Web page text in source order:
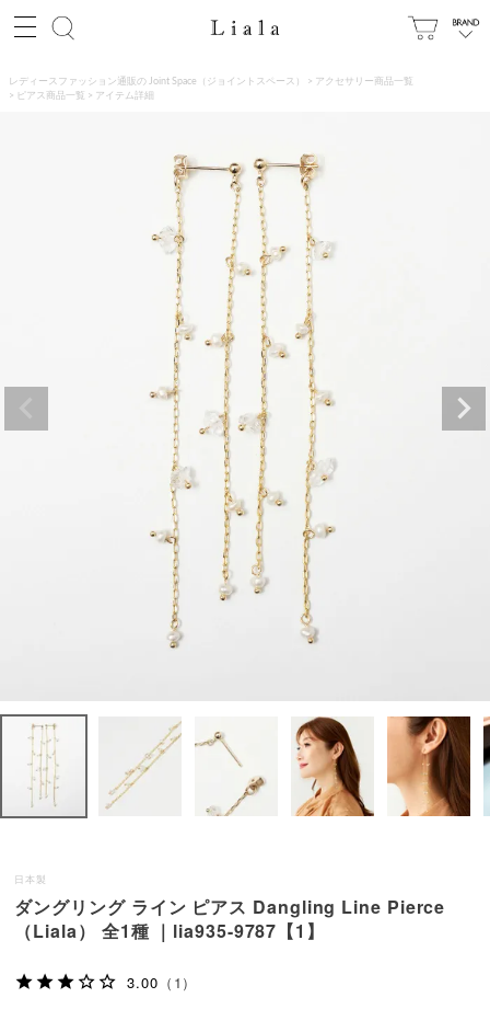
レディースファッション通販の Joint Space（ジョイントスペース）
アクセサリー商品一覧
ピアス商品一覧
アイテム詳細
日本製
ダングリング ライン ピアス Dangling Line Pierce
（Liala） 全1種 ｜lia935-9787【1】
3.00 （1）